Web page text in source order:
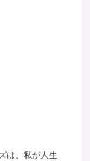
は、私が人生